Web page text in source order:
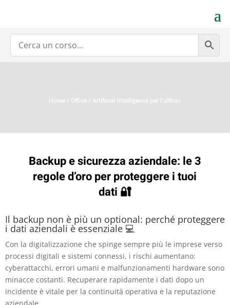
Home / Office / Artificial Intelligence per l’ufficio
Backup e sicurezza aziendale: le 3
regole d’oro per proteggere i tuoi
dati 🔐
Il backup non è più un optional: perché proteggere
i dati aziendali è essenziale 💻
Con la digitalizzazione che spinge sempre più le imprese verso
processi digitali e sistemi connessi, i rischi aumentano:
cyberattacchi, errori umani e malfunzionamenti hardware sono
minacce costanti. Recuperare rapidamente i dati dopo un
incidente è vitale per la continuità operativa e la reputazione